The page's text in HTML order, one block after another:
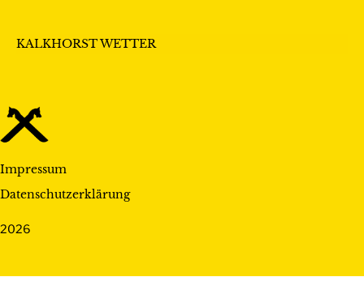
KALKHORST WETTER
2026
Impressum
Datenschutzerklärung